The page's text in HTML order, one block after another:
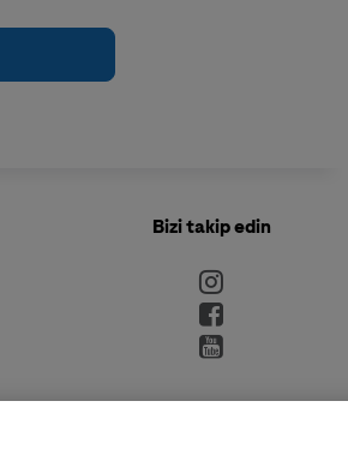
Bizi takip edin